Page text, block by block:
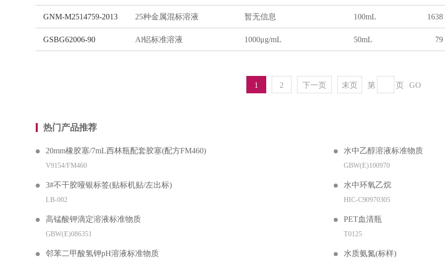
GNM-M2514759-2013 25种金属混标溶液 暂无信息 100mL 1638
GSBG62006-90 Al铝标准溶液 1000μg/mL 50mL 79
1 2 下一页 末页 第 页 GO
热门产品推荐
20mm橡胶塞/7mL西林瓶配套胶塞(配方FM460)
V9154/FM460
3#不干胶哑银标签(贴标机贴/左出标)
LB-002
高锰酸钾滴定溶液标准物质
GBW(E)086351
邻苯二甲酸氢钾pH溶液标准物质
水中乙醇溶液标准物质
GBW(E)100970
水中环氧乙烷
HIC-C90970305
PET血清瓶
T0125
水质氨氮(标样)